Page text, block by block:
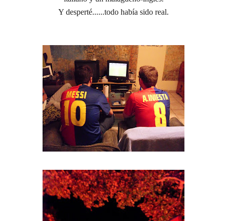
Y desperté......todo había sido real.